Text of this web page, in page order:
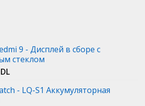
9 - Дисплей в сборе с
стеклом
- LQ-S1 Аккумуляторная